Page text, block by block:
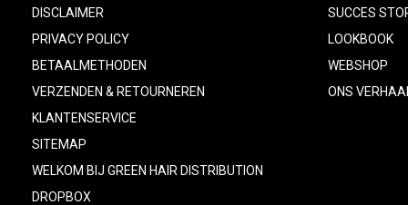
DISCLAIMER
PRIVACY POLICY
BETAALMETHODEN
VERZENDEN & RETOURNEREN
KLANTENSERVICE
SITEMAP
WELKOM BIJ GREEN HAIR DISTRIBUTION
DROPBOX
SUCCES
LOOKBOOK
WEBSHOP
ONS